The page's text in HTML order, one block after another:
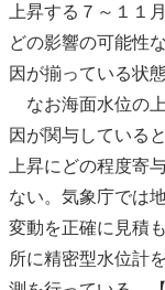
上昇する７～１１
どの影響の可能性
因が揃っている状態
なお海面水位の
因が関与している
上昇にどの程度寄
ない。気象庁では
変動を正確に見積
所に精密型水位計